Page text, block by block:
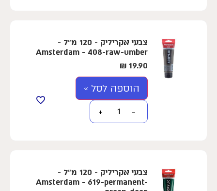
צבעי אקריליק - 120 מ"ל -
Amsterdam - 408-raw-umber
19.90
₪
הוספה לסל »
−
+
צבעי אקריליק - 120 מ"ל -
Amsterdam - 619-permanent-